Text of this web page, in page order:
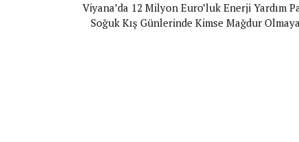
Viyana’da 12 Milyon Euro’luk Enerji Yardım
Soğuk Kış Günlerinde Kimse Mağdur